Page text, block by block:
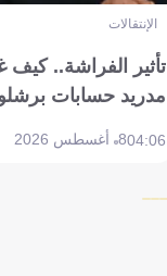
الإنتقالات
تأثير الفراشة..
مدريد حسابات
04:068 أغسطس 2026